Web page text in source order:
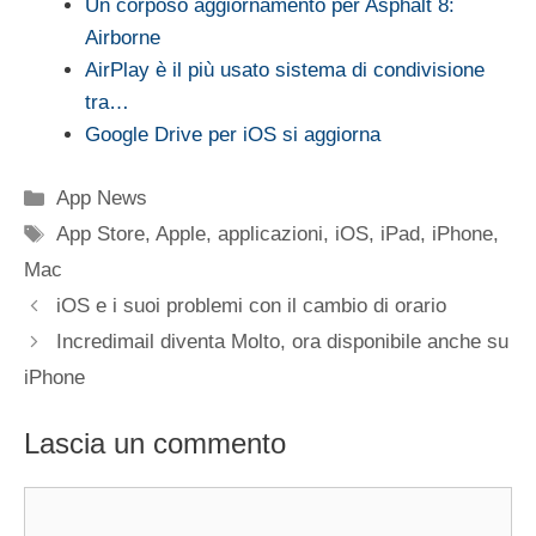
Un corposo aggiornamento per Asphalt 8:
Airborne
AirPlay è il più usato sistema di condivisione
tra…
Google Drive per iOS si aggiorna
Categorie
App News
Tag
App Store,Apple,applicazioni, iOS, iPad, iPhone,
Mac
iOS e i suoi problemi con il cambio di orario
Incredimail diventa Molto, ora disponibile anche su
iPhone
Lascia un commento